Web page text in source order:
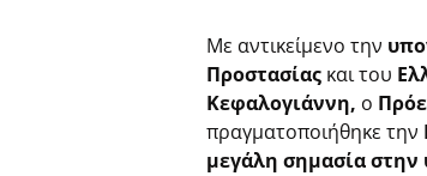
Με αντικείμενο την
Προστασίας και του
Κεφαλογιάννη, ο
πραγματοποιήθηκε την
μεγάλη σημασία